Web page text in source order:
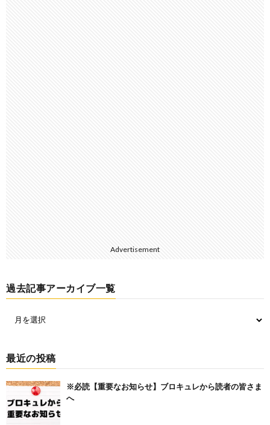
Advertisement
過去記事アーカイブ一覧
最近の投稿
※必読【重要なお知らせ】ブロキュレから読者の皆さま
へ